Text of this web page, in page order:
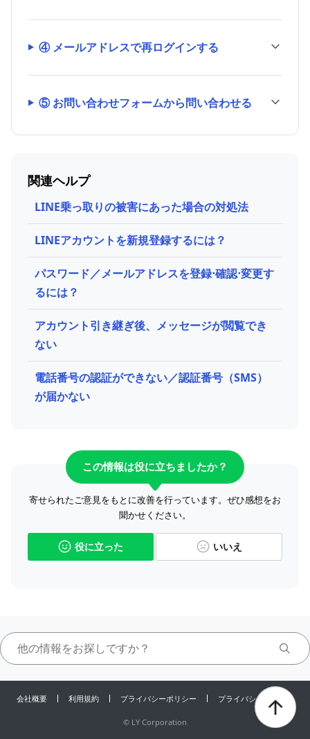
④ メールアドレスで再ログインする
⑤ お問い合わせフォームから問い合わせる
関連ヘルプ
LINE乗っ取りの​被害に​あった​場合の​対処法
LINEアカウントを新規登録するには？
パスワード／メールアドレスを登録⋅確認⋅変更す
るには？
アカウント引き継ぎ後、メッセージが閲覧でき
ない
電話番号の認証ができない／認証番号（SMS）
が届かない
この情報は役に立ちましたか？
寄せられたご意見をもとに改善を行っています。ぜひ感想をお
聞かせください。
役に立った いいえ
会社概要 利用規約 プライバシーポリシー プライバシーセンター
© LY Corporation